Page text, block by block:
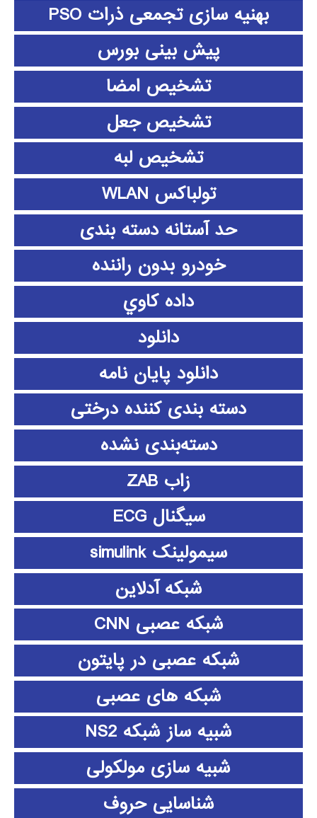
بهنیه سازی تجمعی ذرات PSO
پیش بینی بورس
تشخیص امضا
تشخیص جعل
تشخیص لبه
تولباکس WLAN
حد آستانه دسته بندی
خودرو بدون راننده
داده كاوي
دانلود
دانلود پايان نامه
دسته بندی کننده درختی
دسته‌بندی نشده
زاب ZAB
سیگنال ECG
سیمولینک simulink
شبکه آدلاین
شبکه عصبی CNN
شبکه عصبی در پایتون
شبکه های عصبی
شبیه ساز شبکه NS2
شبیه سازی مولکولی
شناسایی حروف